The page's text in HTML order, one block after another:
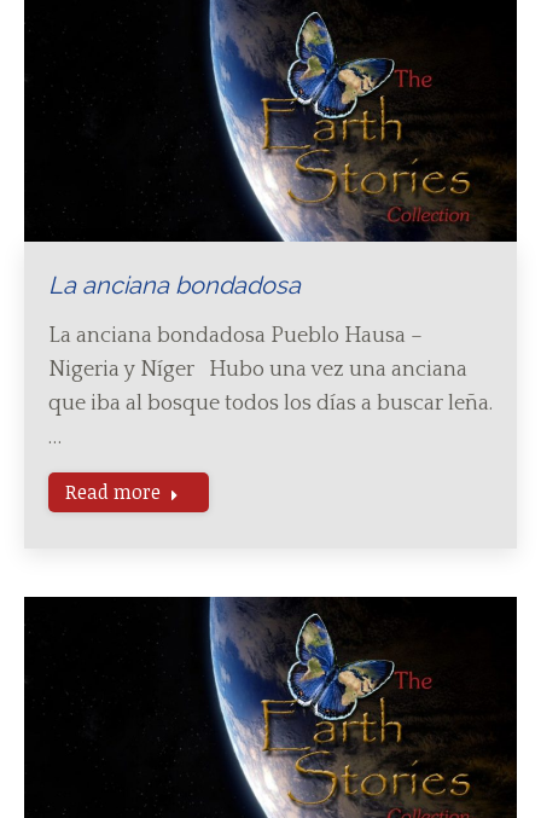
La anciana bondadosa
La anciana bondadosa Pueblo Hausa –
Nigeria y Níger Hubo una vez una anciana
que iba al bosque todos los días a buscar leña.
…
Read more